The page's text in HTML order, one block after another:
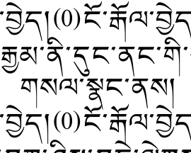
(0)
གསལ་སྣང་ནས།
(0)